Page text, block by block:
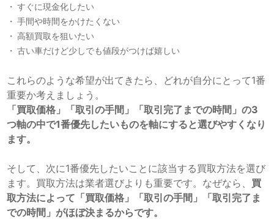
すぐに現金化したい
手間や時間をかけたくない
高額買取を狙いたい
古い車だけど少しでも値段がつけば嬉しい
これらのような希望が出てきたら、どれが自分にとって1番
重要か考えましょう。
「買取価格」「取引の手間」「取引完了までの時間」の3
つ軸の中で1番優先したいものを軸にすると選びやすくなり
ます。
そして、次に1番優先したいことに該当する買取方法を選び
ます。買取方法は業者選びよりも重要です。なぜなら、 買
取方法によって「買取価格」「取引の手間」「取引完了ま
での時間」がほぼ決まるからです。